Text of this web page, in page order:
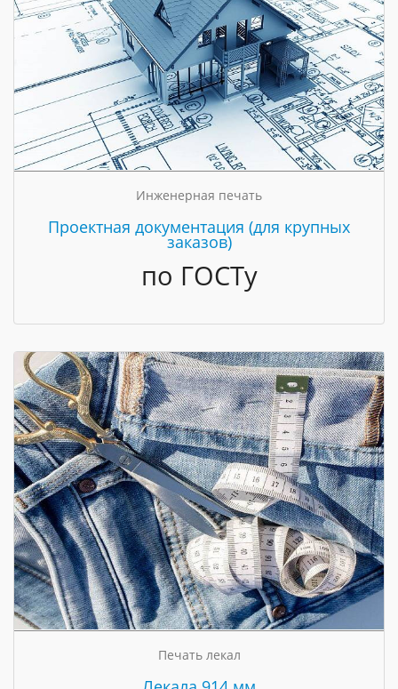
Инженерная печать
Проектная документация (для крупных
заказов)
по ГОСТу
Печать лекал